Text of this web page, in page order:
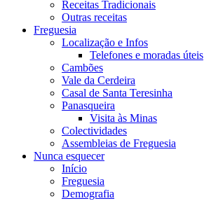
Receitas Tradicionais
Outras receitas
Freguesia
Localização e Infos
Telefones e moradas úteis
Cambões
Vale da Cerdeira
Casal de Santa Teresinha
Panasqueira
Visita às Minas
Colectividades
Assembleias de Freguesia
Nunca esquecer
Início
Freguesia
Demografia